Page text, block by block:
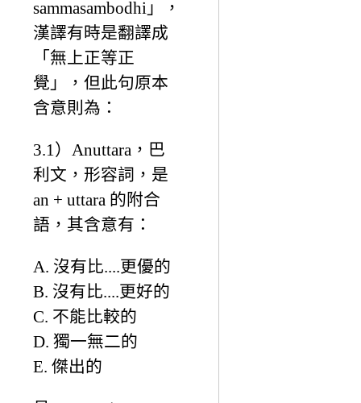
sammasambodhi」，
漢譯有時是翻譯成
「無上正等正
覺」，但此句原本
含意則為：
3.1）Anuttara，巴
利文，形容詞，是
an + uttara 的附合
語，其含意有：
A. 沒有比....更優的
B. 沒有比....更好的
C. 不能比較的
D. 獨一無二的
E. 傑出的